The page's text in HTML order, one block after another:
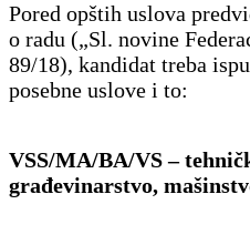
Pored opštih uslova
o radu („Sl. novine
89/18), kandidat treba
posebne uslove i to:
VSS/MA/BA/VS –
građevinarstvo,